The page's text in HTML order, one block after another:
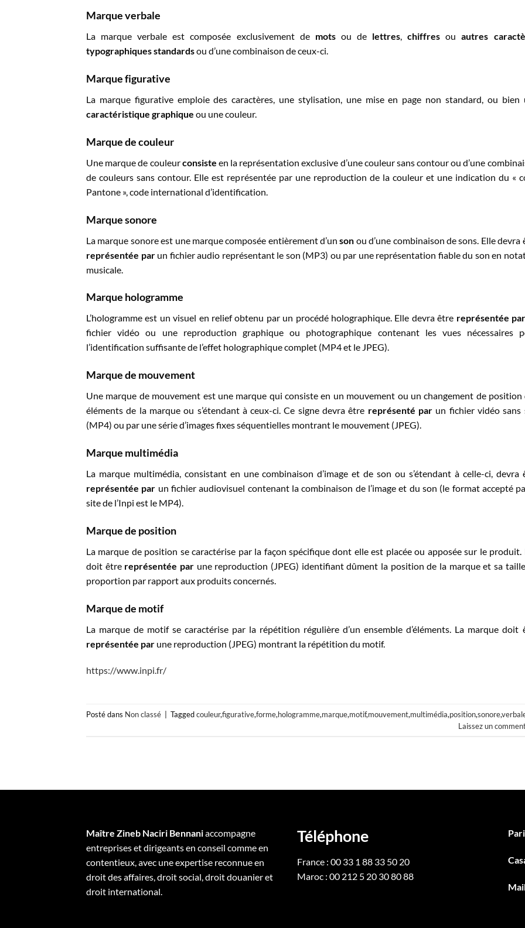
Marque verbale
La marque verbale est composée exclusivement de motsou de lettres,chiffres ouautres
typographiques standardsou d’une combinaison de ceux-ci.
Marque figurative
La marque figurative emploie des caractères, une stylisation, une mise en page non standard, ou bien
caractéristique graphique ou une couleur.
Marque de couleur
Une marque de couleurconsiste en la représentation exclusive d’une couleur sans contour ou d’une
de couleurs sans contour. Elle est représentée par une reproduction de la couleur et une indication du «
Pantone », code international d’identification.
Marque sonore
La marque sonore est une marque composée entièrement d’unson ou d’une combinaison de sons. Elle devra
représentée parun fichier audio représentant le son (MP3) ou par une représentation fiable du son en
musicale.
Marque hologramme
L’hologramme est un visuel en relief obtenu par un procédé holographique. Elle devra être représentée par
fichier vidéo ou une reproduction graphique ou photographique contenant les vues nécessaires
l’identification suffisante de l’effet holographique complet (MP4 et le JPEG).
Marque de mouvement
Une marque de mouvement est une marque qui consiste en un mouvement ou un changement de position
éléments de la marque ou s’étendant à ceux-ci. Ce signe devra être représenté parun fichier vidéo sans
(MP4) ou par une série d’images fixes séquentielles montrant le mouvement (JPEG).
Marque multimédia
La marque multimédia, consistant en une combinaison d’image et de son ou s’étendant à celle-ci, devra
représentée par un fichier audiovisuel contenant la combinaison de l’image et du son (le format accepté
site de l’Inpi est le MP4).
Marque de position
La marque de position se caractérise par la façon spécifique dont elle est placée ou apposée sur le produit.
doit être représentée par une reproduction (JPEG) identifiant dûment la position de la marque et sa
proportion par rapport aux produits concernés.
Marque de motif
La marque de motif se caractérise par la répétition régulière d’un ensemble d’éléments. La marque doit
représentée par une reproduction (JPEG) montrant la répétition du motif.
https://www.inpi.fr/
Posté dans Non classé Taggedcouleur,figurative,forme,hologramme,marque,motif,mouvement,multimédia,position,sonore,
Laissez un
Maître Zineb Naciri Bennaniaccompagne
entreprises et dirigeants en conseil comme en
contentieux, avec une expertise reconnue en
droit des affaires, droit social, droit douanier et
droit international.
Téléphone
France : 00 33 1 88 33 50 20
Maroc : 00 212 5 20 30 80 88